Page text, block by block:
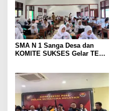
SMA N 1 Sanga Desa dan
KOMITE SUKSES Gelar TES